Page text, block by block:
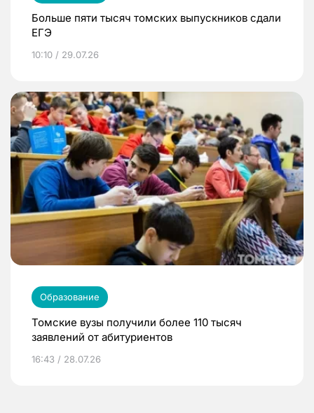
Больше пяти тысяч томских выпускников сдали
ЕГЭ
10:10 / 29.07.26
Образование
Томские вузы получили более 110 тысяч
заявлений от абитуриентов
16:43 / 28.07.26